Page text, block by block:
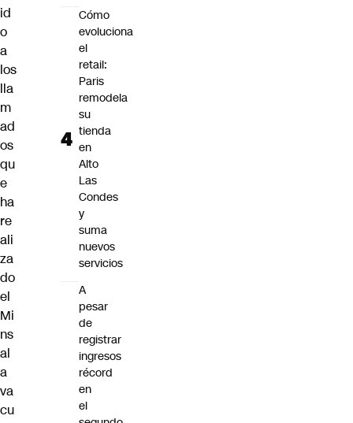
id
o
a
los
lla
m
ad
os
qu
e
ha
re
ali
za
do
el
Mi
ns
al
a
va
cu
Cómo
evoluciona
el
retail:
Paris
remodela
su
tienda
en
Alto
Las
Condes
y
suma
nuevos
servicios
A
pesar
de
registrar
ingresos
récord
en
el